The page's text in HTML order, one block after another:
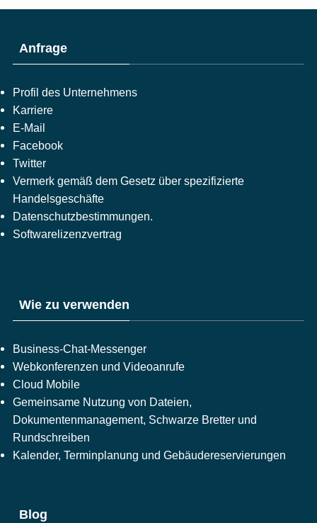
Anfrage
Profil des Unternehmens
Karriere
E-Mail
Facebook
Twitter
Vermerk gemäß dem Gesetz über spezifizierte
Handelsgeschäfte
Datenschutzbestimmungen.
Softwarelizenzvertrag
Wie zu verwenden
Business-Chat-Messenger
Webkonferenzen und Videoanrufe
Cloud Mobile
Gemeinsame Nutzung von Dateien,
Dokumentenmanagement, Schwarze Bretter und
Rundschreiben
Kalender, Terminplanung und Gebäudereservierungen
Blog